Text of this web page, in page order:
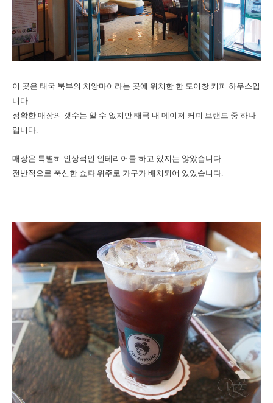
이 곳은 태국 북부의 치앙마이라는 곳에 위치한 한 도이창 커피 하우스입
니다.
정확한 매장의 갯수는 알 수 없지만 태국 내 메이저 커피 브랜드 중 하나
입니다.
매장은 특별히 인상적인 인테리어를 하고 있지는 않았습니다.
전반적으로 푹신한 쇼파 위주로 가구가 배치되어 있었습니다.